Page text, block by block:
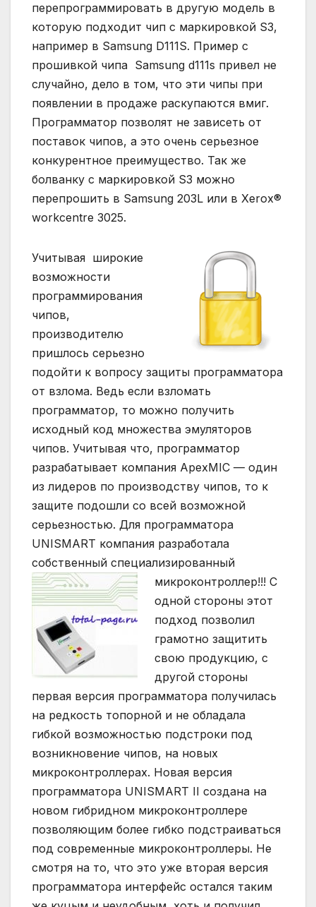
перепрограммировать в другую модель в
которую подходит чип с маркировкой S3,
например в Samsung D111S. Пример с
прошивкой чипа Samsung d111s привел не
случайно, дело в том, что эти чипы при
появлении в продаже раскупаются вмиг.
Программатор позволят не зависеть от
поставок чипов, а это очень серьезное
конкурентное преимущество. Так же
болванку с маркировкой S3 можно
перепрошить в Samsung 203L или в Xerox®
workcentre 3025.
Учитывая широкие
возможности
программирования
чипов,
производителю
пришлось серьезно
подойти к вопросу защиты программатора
от взлома. Ведь если взломать
программатор, то можно получить
исходный код множества эмуляторов
чипов. Учитывая что, программатор
разрабатывает компания ApexMIC — один
из лидеров по производству чипов, то к
защите подошли со всей возможной
серьезностью. Для программатора
UNISMART компания разработала
собственный специализированный
микроконтроллер!!! С
одной стороны этот
подход позволил
грамотно защитить
свою продукцию, с
другой стороны
первая версия программатора получилась
на редкость топорной и не обладала
гибкой возможностью подстроки под
возникновение чипов, на новых
микроконтроллерах. Новая версия
программатора UNISMART II создана на
новом гибридном микроконтроллере
позволяющим более гибко подстраиваться
под современные микроконтроллеры. Не
смотря на то, что это уже вторая версия
программатора интерфейс остался таким